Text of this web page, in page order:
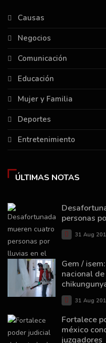
Causas
Negocios
Comunicación
Educación
Mujer y Familia
Deportes
Entretenimiento
ÚLTIMAS NOTAS
personas
31 Aug
Gem /
nacional
31 Aug
Fortalece
méxico
juzgadores